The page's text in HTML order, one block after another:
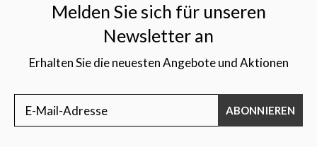
Melden Sie sich für unseren
Newsletter an
Erhalten Sie die neuesten Angebote und Aktionen
ABONNIEREN